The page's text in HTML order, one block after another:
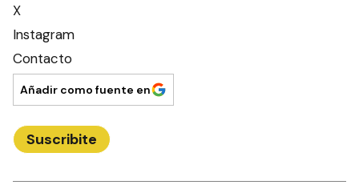
X
Instagram
Contacto
Añadir como fuente en
Suscribite